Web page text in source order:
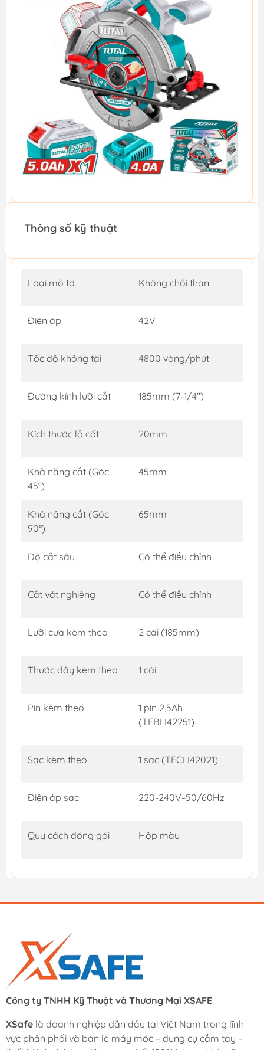
Thông số kỹ thuật
Loại mô tơ Không chổi than
Điện áp 42V
Tốc độ không tải 4800 vòng/phút
Đường kính lưỡi cắt 185mm (7-1/4'')
Kích thước lỗ cốt 20mm
Khả năng cắt (Góc
45°)
45mm
Khả năng cắt (Góc
90°)
65mm
Độ cắt sâu Có thể điều chỉnh
Cắt vát nghiêng Có thể điều chỉnh
Lưỡi cưa kèm theo 2 cái (185mm)
Thước dây kèm theo 1 cái
Pin kèm theo
1 pin 2,5Ah
(TFBLI42251)
Sạc kèm theo 1 sạc (TFCLI42021)
Điện áp sạc 220-240V~50/60Hz
Quy cách đóng gói Hộp màu
Công ty TNHH Kỹ Thuật và Thương Mại XSAFE
XSafe là doanh nghiệp dẫn đầu tại Việt Nam trong lĩnh
vực phân phối và bán lẻ máy móc – dụng cụ cầm tay –